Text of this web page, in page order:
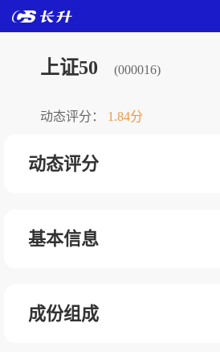
上证50 (000016)
动态评分： 1.84分
动态评分
基本信息
成份组成